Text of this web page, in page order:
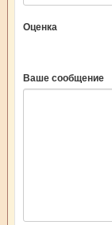
Оценка
Ваше сообщение